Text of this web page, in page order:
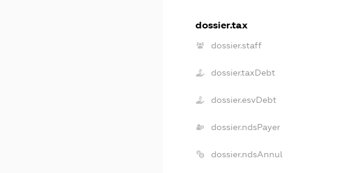
dossier.tax
dossier.staff
dossier.taxDebt
dossier.esvDebt
dossier.ndsPayer
dossier.ndsAnnul